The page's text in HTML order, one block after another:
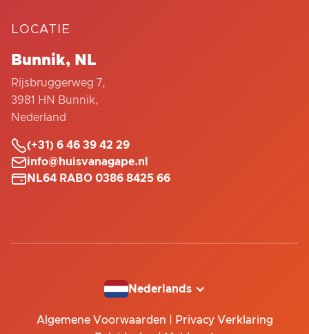
LOCATIE
Bunnik, NL
Rijsbruggerweg 7,
3981 HN Bunnik,
Nederland
(+31) 6 46 39 42 29
info@huisvanagape.nl
 NL64 RABO 0386 8425 66
Nederlands
Algemene Voorwaarden
Privacy Verklaring